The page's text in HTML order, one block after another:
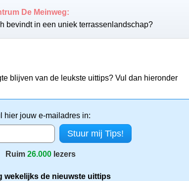
De Meinweg:
bevindt in een uniek terrassenlandschap?
blijven van de leukste uittips? Vul dan hieronder
hier jouw e-mailadres in:
Ruim 26.000 lezers
wekelijks de nieuwste uittips